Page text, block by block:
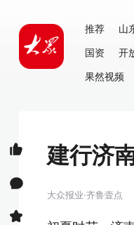
推荐 山
国资
开
果然视频
建行济
大众报业·齐鲁壹点